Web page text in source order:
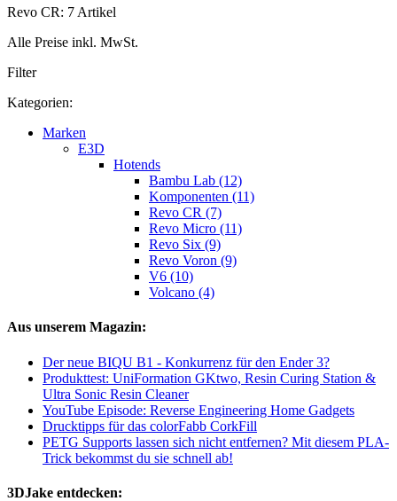
Revo CR: 7 Artikel
Alle Preise inkl. MwSt.
Filter
Kategorien:
Marken
E3D
Hotends
Bambu Lab (12)
Komponenten (11)
Revo CR (7)
Revo Micro (11)
Revo Six (9)
Revo Voron (9)
V6 (10)
Volcano (4)
Aus unserem Magazin:
Der neue BIQU B1 - Konkurrenz für den Ender 3?
Produkttest: UniFormation GKtwo, Resin Curing Station &
Ultra Sonic Resin Cleaner
YouTube Episode: Reverse Engineering Home Gadgets
Drucktipps für das colorFabb CorkFill
PETG Supports lassen sich nicht entfernen? Mit diesem PLA-
Trick bekommst du sie schnell ab!
3DJake entdecken: